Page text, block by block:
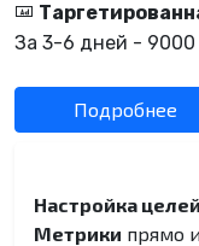
За 3-6 дней - 9000
Подробнее
Настройка целей
Метрики прямо